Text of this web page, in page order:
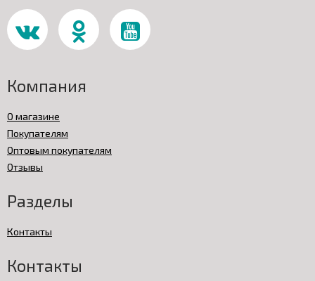
Компания
О магазине
Покупателям
Оптовым покупателям
Отзывы
Разделы
Контакты
Контакты